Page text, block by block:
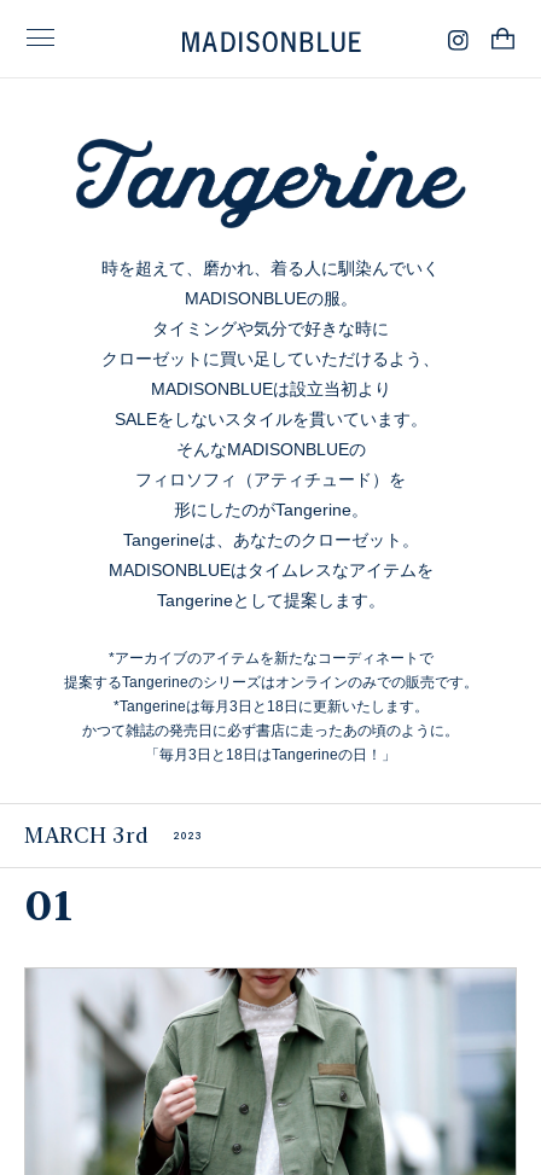
時を超えて、磨かれ、着る人に馴染んでいく
MADISONBLUEの服。
タイミングや気分で好きな時に
クローゼットに買い足していただけるよう、
MADISONBLUEは設立当初より
SALEをしないスタイルを貫いています。
そんなMADISONBLUEの
フィロソフィ（アティチュード）を
形にしたのがTangerine。
Tangerineは、あなたのクローゼット。
MADISONBLUEはタイムレスなアイテムを
Tangerineとして提案します。
*アーカイブのアイテムを新たなコーディネートで
提案するTangerineのシリーズはオンラインのみでの販売です。
*Tangerineは毎月3日と18日に更新いたします。
かつて雑誌の発売日に必ず書店に走ったあの頃のように。
「毎月3日と18日はTangerineの日！」
MARCH 3rd 2023
01